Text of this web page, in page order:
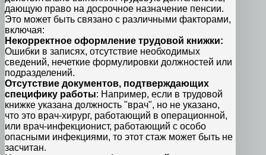
дающую право на досрочное назначение пенсии.
Это может быть связано с различными факторами,
включая:
Некорректное оформление трудовой книжки:
Ошибки в записях, отсутствие необходимых
сведений, нечеткие формулировки должностей или
подразделений.
Отсутствие документов, подтверждающих
специфику работы: Например, если в трудовой
книжке указана должность "врач", но не указано,
что это врач-хирург, работающий в операционной,
или врач-инфекционист, работающий с особо
опасными инфекциями, то этот стаж может быть не
засчитан.